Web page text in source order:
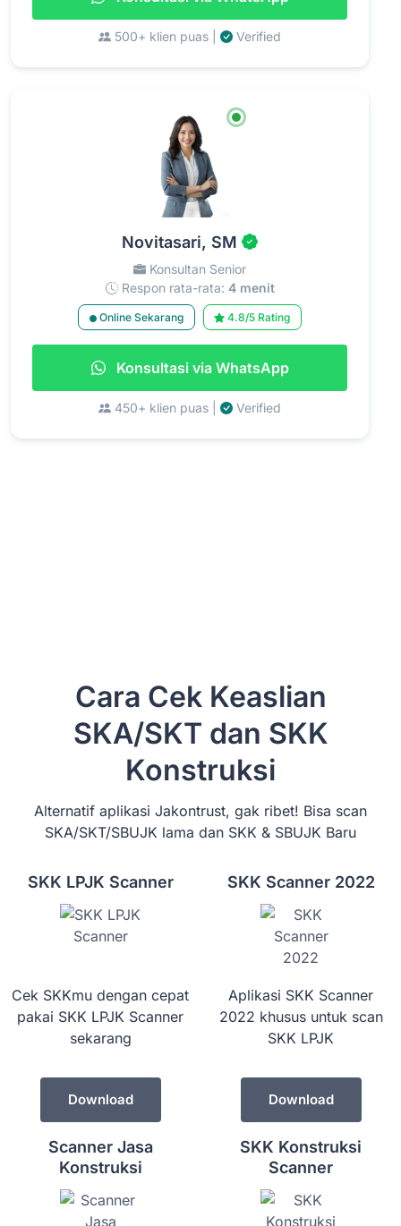
500+ klien puas | Verified
Novitasari, SM
Konsultan Senior
Respon rata-rata: 4 menit
Online Sekarang 4.8/5 Rating
Konsultasi via WhatsApp
450+ klien puas | Verified
Cara Cek Keaslian
SKA/SKT dan SKK
Konstruksi
Alternatif aplikasi Jakontrust, gak ribet! Bisa scan
SKA/SKT/SBUJK lama dan SKK & SBUJK Baru
SKK LPJK Scanner
Cek SKKmu dengan cepat
pakai SKK LPJK Scanner
sekarang
Download
SKK Scanner 2022
Aplikasi SKK Scanner
2022 khusus untuk scan
SKK LPJK
Download
Scanner Jasa
Konstruksi
SKK Konstruksi
Scanner